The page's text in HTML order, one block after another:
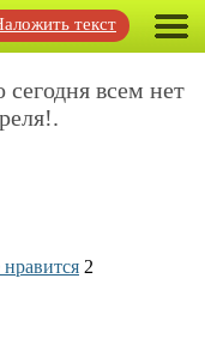
текст
всем нет
нравится 2